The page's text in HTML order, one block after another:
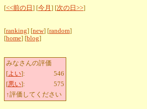
[<<前の日 ] [今月 ] [次の日>>]
[ranking] [new] [random]
[home] [blog]
みなさんの評価
[よい]:
546
[悪い]:
575
↑評価してください